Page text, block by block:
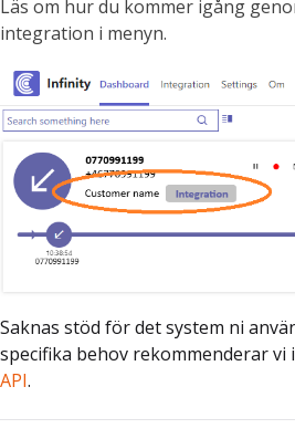
Läs om hur du kommer igång
integration i menyn.
Saknas stöd för det system ni
specifika behov rekommenderar
API.